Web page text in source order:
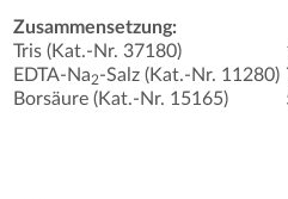
Zusammensetzung:
Tris (Kat.-Nr. 37180)
EDTA-Na2-Salz (Kat.-Nr. 11280)
Borsäure (Kat.-Nr. 15165)